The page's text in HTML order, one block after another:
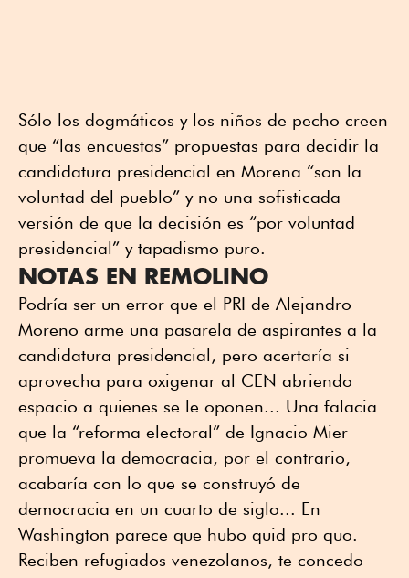
Sólo los dogmáticos y los niños de pecho creen
que “las encuestas” propuestas para decidir la
candidatura presidencial en Morena “son la
voluntad del pueblo” y no una sofisticada
versión de que la decisión es “por voluntad
presidencial” y tapadismo puro.
NOTAS EN REMOLINO
Podría ser un error que el PRI de Alejandro
Moreno arme una pasarela de aspirantes a la
candidatura presidencial, pero acertaría si
aprovecha para oxigenar al CEN abriendo
espacio a quienes se le oponen... Una falacia
que la “reforma electoral” de Ignacio Mier
promueva la democracia, por el contrario,
acabaría con lo que se construyó de
democracia en un cuarto de siglo... En
Washington parece que hubo quid pro quo.
Reciben refugiados venezolanos, te concedo